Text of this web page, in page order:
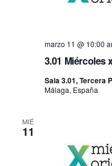
3.01 Miércoles
marzo 11 @ 10:00
Sala 3.01, Tercera
Málaga, España
MIÉ
11